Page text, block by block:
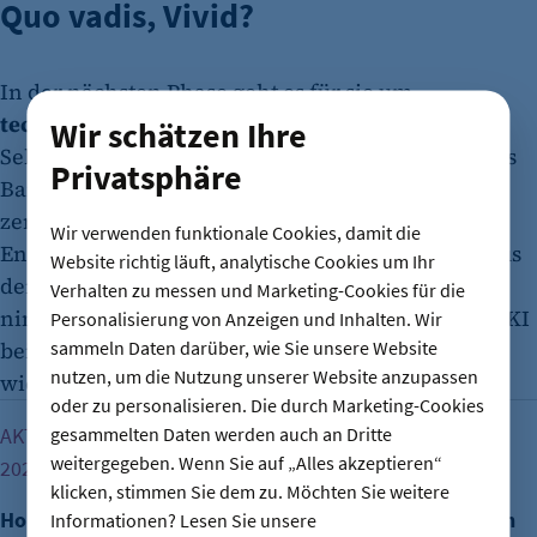
Wir schätzen Ihre
Privatsphäre
Wir verwenden funktionale Cookies, damit die
Website richtig läuft, analytische Cookies um Ihr
Verhalten zu messen und Marketing-Cookies für die
Personalisierung von Anzeigen und Inhalten. Wir
sammeln Daten darüber, wie Sie unsere Website
nutzen, um die Nutzung unserer Website anzupassen
oder zu personalisieren. Die durch Marketing-Cookies
gesammelten Daten werden auch an Dritte
weitergegeben. Wenn Sie auf „Alles akzeptieren“
klicken, stimmen Sie dem zu. Möchten Sie weitere
Informationen? Lesen Sie unsere
Quo vadis, Vivid?
In der nächsten Phase geht es für sie um
technologische Führung. „Innovation ist kein
Selbstzweck, sondern die Grundlage für modernes
Banking. Künstliche Intelligenz spielt dabei eine
zentrale Rolle, weil sie Prozesse vereinfacht,
Entscheidungen beschleunigt und Komplexität aus
dem Alltag unserer Kundinnen und Kunden
nimmt“, so Emeshev weiter. Entsprechend werde KI
bei kommenden Produktentwicklungen eine
wichtige Rolle spielen.
House of Finance will mehr Finanzkompetenz für Berlin
AKTUALISIERT - NEUES GESCHÄFTSMODELL AB JANUAR
2026
House of Finance will mehr Finanzkompetenz für Berlin